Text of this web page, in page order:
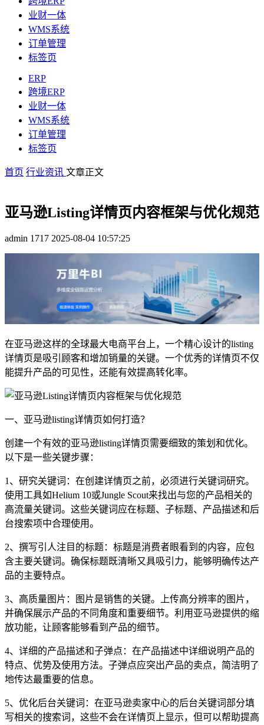
业财一体
WMS系统
订单管理
标签页
ERP
跨境ERP
业财一体
WMS系统
订单管理
标签页
首页 行业资讯 文章正文
亚马逊Listing详情页内容框架与优化规范
admin 1717 2025-08-04 10:57:25
在亚马逊这样的全球最大电商平台上，一个精心设计的listing
详情页是吸引顾客和增加销量的关键。一个优秀的详情页不仅
能提升产品的可见性，还能有效提高转化率。
一、亚马逊listing详情页如何打造？
创建一个有效的亚马逊listing详情页需要细致的策划和优化。
以下是一些关键步骤：
1、研究关键词：在创建详情页之前，必须进行关键词研究。
使用工具如Helium 10或Jungle Scout来找出与您的产品相关的
高流量关键词。这些关键词应在标题、子标题、产品描述和后
台搜索项中合理使用。
2、撰写引人注目的标题：标题是消费者眼看到的内容，应包
含主要关键词。确保标题既清晰又具吸引力，能够明确传达产
品的主要特点。
3、高质量图片：图片是销售的关键。上传高分辨率的图片，
并确保展示产品的不同角度和重要细节。利用亚马逊提供的缩
放功能，让顾客能够看到产品的细节。
4、详细的产品描述和子弹点：在产品描述中详细说明产品的
特点、优势及使用方法。子弹点应突出产品的卖点，简洁明了
地传达最重要的信息。
5、优化后台关键词：在亚马逊卖家中心的后台关键词部分填
写相关的搜索词，这些不会在详情页上显示，但可以帮助提高